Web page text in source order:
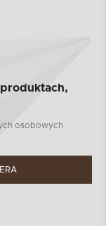
produktach,
osobowych